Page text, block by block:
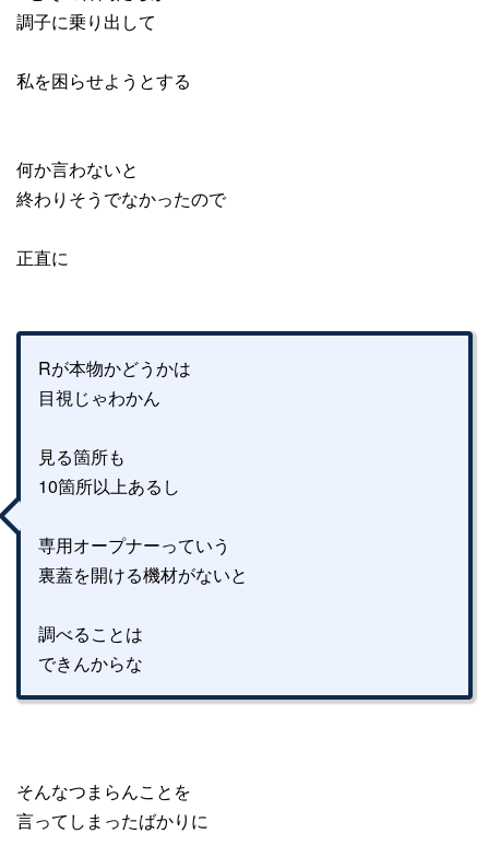
調子に乗り出して
私を困らせようとする
何か言わないと
終わりそうでなかったので
正直に
Rが本物かどうかは
目視じゃわかん
見る箇所も
10箇所以上あるし
専用オープナーっていう
裏蓋を開ける機材がないと
調べることは
できんからな
そんなつまらんことを
言ってしまったばかりに